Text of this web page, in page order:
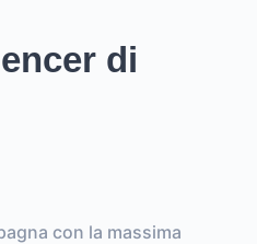
di
con la massima